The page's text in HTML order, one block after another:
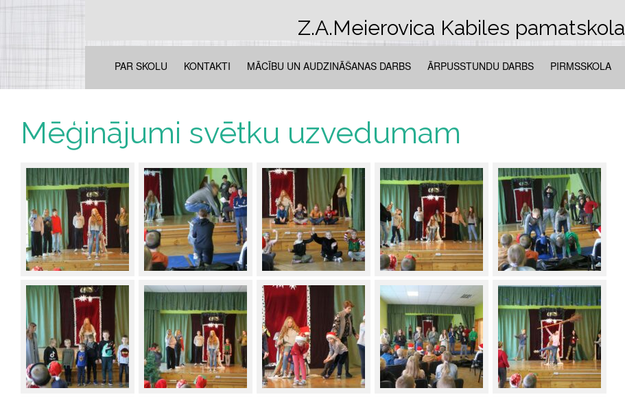
Z.A.Meierovica Kabiles pamatskola
PAR SKOLU KONTAKTI MĀCĪBU UN AUDZINĀŠANAS DARBS ĀRPUSSTUNDU DARBS PIRMSSKOLA
Mēģinājumi svētku uzvedumam